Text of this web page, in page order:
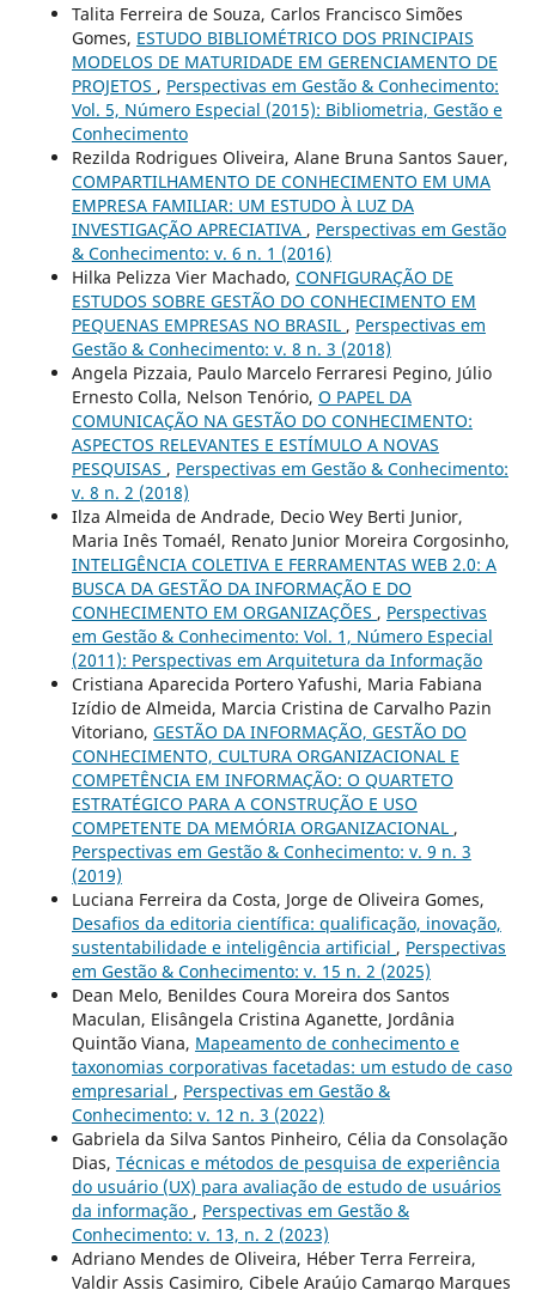
Talita Ferreira de Souza, Carlos Francisco Simões
Gomes, ESTUDO BIBLIOMÉTRICO DOS PRINCIPAIS
MODELOS DE MATURIDADE EM GERENCIAMENTO DE
PROJETOS , Perspectivas em Gestão & Conhecimento:
Vol. 5, Número Especial (2015): Bibliometria, Gestão e
Conhecimento
Rezilda Rodrigues Oliveira, Alane Bruna Santos Sauer,
COMPARTILHAMENTO DE CONHECIMENTO EM UMA
EMPRESA FAMILIAR: UM ESTUDO À LUZ DA
INVESTIGAÇÃO APRECIATIVA , Perspectivas em Gestão
& Conhecimento: v. 6 n. 1 (2016)
Hilka Pelizza Vier Machado, CONFIGURAÇÃO DE
ESTUDOS SOBRE GESTÃO DO CONHECIMENTO EM
PEQUENAS EMPRESAS NO BRASIL , Perspectivas em
Gestão & Conhecimento: v. 8 n. 3 (2018)
Angela Pizzaia, Paulo Marcelo Ferraresi Pegino, Júlio
Ernesto Colla, Nelson Tenório, O PAPEL DA
COMUNICAÇÃO NA GESTÃO DO CONHECIMENTO:
ASPECTOS RELEVANTES E ESTÍMULO A NOVAS
PESQUISAS , Perspectivas em Gestão & Conhecimento:
v. 8 n. 2 (2018)
Ilza Almeida de Andrade, Decio Wey Berti Junior,
Maria Inês Tomaél, Renato Junior Moreira Corgosinho,
INTELIGÊNCIA COLETIVA E FERRAMENTAS WEB 2.0: A
BUSCA DA GESTÃO DA INFORMAÇÃO E DO
CONHECIMENTO EM ORGANIZAÇÕES , Perspectivas
em Gestão & Conhecimento: Vol. 1, Número Especial
(2011): Perspectivas em Arquitetura da Informação
Cristiana Aparecida Portero Yafushi, Maria Fabiana
Izídio de Almeida, Marcia Cristina de Carvalho Pazin
Vitoriano, GESTÃO DA INFORMAÇÃO, GESTÃO DO
CONHECIMENTO, CULTURA ORGANIZACIONAL E
COMPETÊNCIA EM INFORMAÇÃO: O QUARTETO
ESTRATÉGICO PARA A CONSTRUÇÃO E USO
COMPETENTE DA MEMÓRIA ORGANIZACIONAL ,
Perspectivas em Gestão & Conhecimento: v. 9 n. 3
(2019)
Luciana Ferreira da Costa, Jorge de Oliveira Gomes,
Desafios da editoria científica: qualificação, inovação,
sustentabilidade e inteligência artificial , Perspectivas
em Gestão & Conhecimento: v. 15 n. 2 (2025)
Dean Melo, Benildes Coura Moreira dos Santos
Maculan, Elisângela Cristina Aganette, Jordânia
Quintão Viana, Mapeamento de conhecimento e
taxonomias corporativas facetadas: um estudo de caso
empresarial , Perspectivas em Gestão &
Conhecimento: v. 12 n. 3 (2022)
Gabriela da Silva Santos Pinheiro, Célia da Consolação
Dias, Técnicas e métodos de pesquisa de experiência
do usuário (UX) para avaliação de estudo de usuários
da informação , Perspectivas em Gestão &
Conhecimento: v. 13, n. 2 (2023)
Adriano Mendes de Oliveira, Héber Terra Ferreira,
Valdir Assis Casimiro, Cibele Araújo Camargo Marques